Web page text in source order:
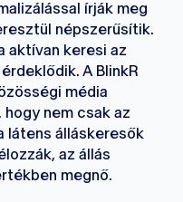
írják meg
népszerűsítik.
aktívan keresi az
A BlinkR
média
nem csak az
látens álláskeresők
az állás
megnő.